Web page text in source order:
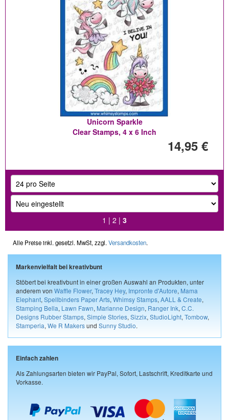
Unicorn Sparkle
Clear Stamps, 4 x 6 Inch
14,95 €
1 | 2 | 3
Alle Preise inkl. gesetzl. MwSt, zzgl. Versandkosten.
Markenvielfalt bei kreativbunt
Stöbert bei kreativbunt in einer großen Auswahl an Produkten, unter
anderem von Waffle Flower, Tracey Hey, Impronte d'Autore, Mama
Elephant, Spellbinders Paper Arts, Whimsy Stamps, AALL & Create,
Stamping Bella, Lawn Fawn, Marianne Design, Ranger Ink, C.C.
Designs Rubber Stamps, Simple Stories, Sizzix, StudioLight, Tombow,
Stamperia, We R Makersund Sunny Studio.
Einfach zahlen
Als Zahlungsarten bieten wir PayPal, Sofort, Lastschrift, Kreditkarte und
Vorkasse.